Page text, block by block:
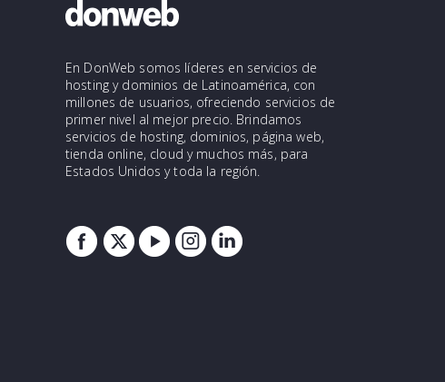
En DonWeb somos líderes en servicios de
hosting y dominios de Latinoamérica, con
millones de usuarios, ofreciendo servicios de
primer nivel al mejor precio. Brindamos
servicios de hosting, dominios, página web,
tienda online, cloud y muchos más, para
Estados Unidos y toda la región.